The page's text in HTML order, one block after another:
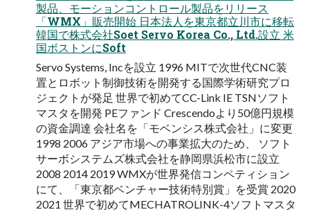
製品、モーションコントロール製品をリリース
「WMX」販売開始 日本法人を東京都立川市に移転
韓国で株式会社Soet Servo Korea Co., Ltd.設立 米
国ボストンにSoft
Servo Systems, Incを設立 1996 MITで次世代CNC装
置とロボット制御技術を開発する国際学術研究プロ
ジェクトが発足 世界で初めてCC-Link IE TSNソフト
マスタを開発 PEファンド Crescendoより50億円規模
の資金調達 会社名を「モベンシス株式会社」に変更
1998 2006 アジア市場への事業拡大のため、 ソフト
サーボシステムズ株式会社を静岡県浜松市に設立
2008 2014 2019 WMXが世界発信コンペティション
にて、「東京都ベンチャー技術特別賞」を受賞 2020
2021 世界で初めてMECHATROLINK-4ソフトマスタ